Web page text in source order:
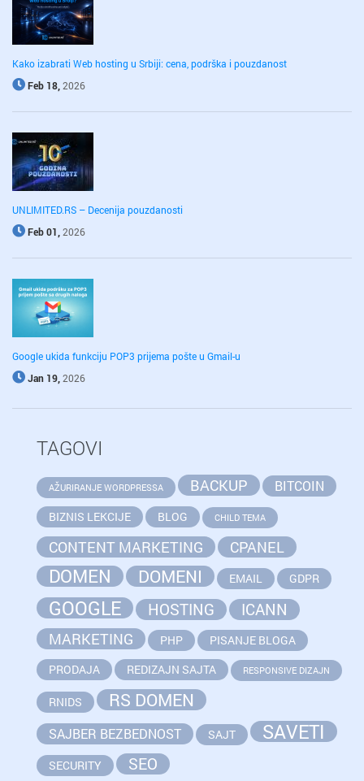
Kako izabrati Web hosting u Srbiji: cena, podrška i pouzdanost
Feb 18, 2026
UNLIMITED.RS – Decenija pouzdanosti
Feb 01, 2026
Google ukida funkciju POP3 prijema pošte u Gmail-u
Jan 19, 2026
TAGOVI
AŽURIRANJE WORDPRESSA BACKUP BITCOIN
BIZNIS LEKCIJE BLOG CHILD TEMA
CONTENT MARKETING CPANEL
DOMEN DOMENI EMAIL GDPR
GOOGLE HOSTING ICANN
MARKETING PHP
PISANJE BLOGA
PRODAJA
REDIZAJN SAJTA RESPONSIVE DIZAJN
RNIDS RS DOMEN
SAJBER BEZBEDNOST SAJT SAVETI
SECURITY
SEO